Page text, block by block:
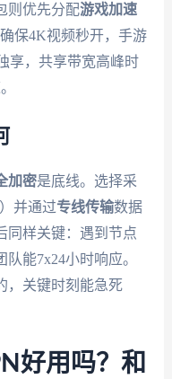
则优先分配游戏加速
保4K视频秒开，手游
享，共享带宽高峰时
加密是底线。选择采
并通过专线传输数据
同样关键：遇到节点
队能7x24小时响应。
，关键时刻能急死
好用吗？和